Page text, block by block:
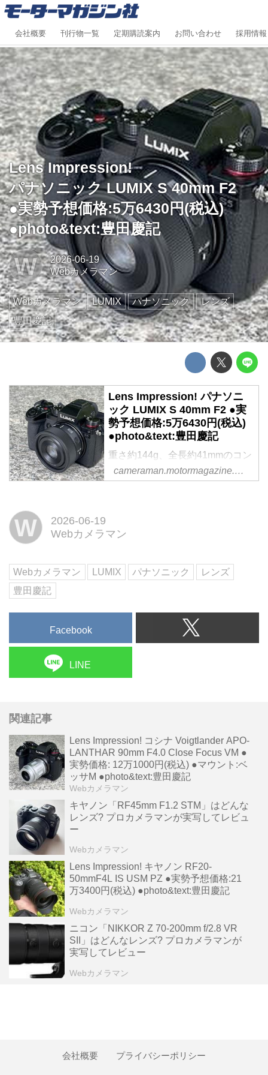
会社概要 刊行物一覧 定期購読案内 お問い合わせ 採用情報
Lens Impression!
パナソニック LUMIX S 40mm F2
●実勢予想価格:5万6430円(税込)
●photo&text:豊田慶記
W
2026-06-19
Webカメラマン
Webカメラマン LUMIX パナソニック
レンズ
豊田慶記
Lens Impression! パナソニ
ック LUMIX S 40mm F2 ●実
勢予想価格:5万6430円(税込)
●photo&text:豊田慶記
重さ約144g、全長約41mmのコン
パクトな40mmが登場した。この
サイズ感はLUMIX S9と同時に登
防滴のタフネス仕様とレンズ鏡筒
cameraman.motormagazine.co.jp
W
2026-06-19
Webカメラマン
Webカメラマン LUMIX パナソニック
レンズ
豊田慶記
Facebook
LINE
関連記事
Lens Impression! コシナ Voigtlander APO-
LANTHAR 90mm F4.0 Close Focus VM ●
実勢価格: 12万1000円(税込) ●マウント:ベ
ッサM ●photo&text:豊田慶記
Webカメラマン
キヤノン「RF45mm F1.2 STM」はどんな
レンズ? プロカメラマンが実写してレビュ
ー
Webカメラマン
Lens Impression! キヤノン RF20-
50mmF4L IS USM PZ ●実勢予想価格:21
万3400円(税込) ●photo&text:豊田慶記
Webカメラマン
ニコン「NIKKOR Z 70-200mm f/2.8 VR
SII」はどんなレンズ? プロカメラマンが
実写してレビュー
Webカメラマン
会社概要 プライバシーポリシー